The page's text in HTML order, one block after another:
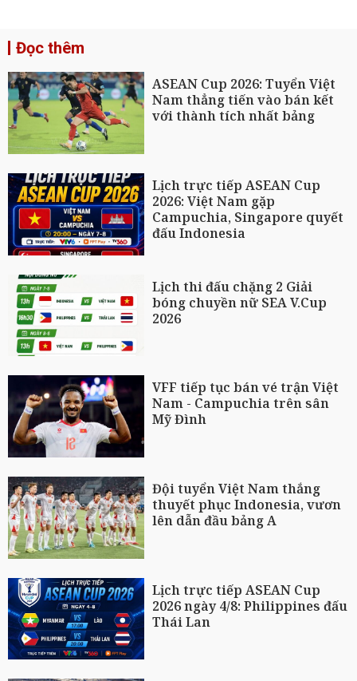
Đọc thêm
ASEAN Cup 2026: Tuyển Việt
Nam thẳng tiến vào bán kết
với thành tích nhất bảng
Lịch trực tiếp ASEAN Cup
2026: Việt Nam gặp
Campuchia, Singapore quyết
đấu Indonesia
Lịch thi đấu chặng 2 Giải
bóng chuyền nữ SEA V.Cup
2026
VFF tiếp tục bán vé trận Việt
Nam - Campuchia trên sân
Mỹ Đình
Đội tuyển Việt Nam thắng
thuyết phục Indonesia, vươn
lên dẫn đầu bảng A
Lịch trực tiếp ASEAN Cup
2026 ngày 4/8: Philippines đấu
Thái Lan